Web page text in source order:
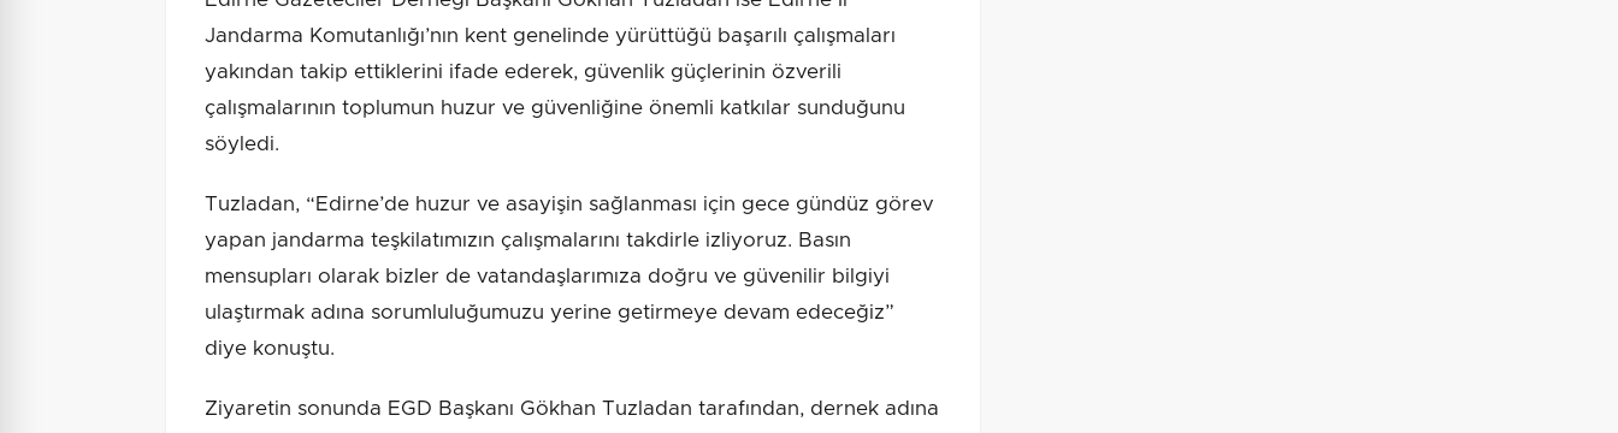
Jandarma Komutanlığı’nın kent genelinde yürüttüğü başarılı çalışmaları
yakından takip ettiklerini ifade ederek, güvenlik güçlerinin özverili
çalışmalarının toplumun huzur ve güvenliğine önemli katkılar sunduğunu
söyledi.
Tuzladan, “Edirne’de huzur ve asayişin sağlanması için gece gündüz görev
yapan jandarma teşkilatımızın çalışmalarını takdirle izliyoruz. Basın
mensupları olarak bizler de vatandaşlarımıza doğru ve güvenilir bilgiyi
ulaştırmak adına sorumluluğumuzu yerine getirmeye devam edeceğiz”
diye konuştu.
Ziyaretin sonunda EGD Başkanı Gökhan Tuzladan tarafından, dernek adına